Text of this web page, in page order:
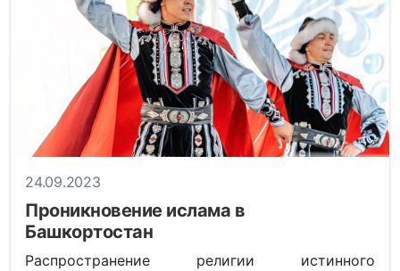
24.09.2023
Проникновение ислама в
Башкортостан
Распространение религии истинного